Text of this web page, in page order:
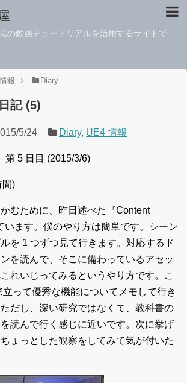
の動画チュートリアルを活用するサイトで
報 Diary
記 (5)
5/24 Diary, UE4 情報
5 日目 (2015/3/6)
間)
むために、昨日述べた『Content
います。僕のやり方は簡単です。シーン
を 1 つずつ見て行きます。対応するド
を読んで、そこに備わっているアセッ
れいじってみるというやり方です。こ
って優秀な機能についてメモして行き
だし、深い研究ではなくて、教科書の
読んで行く感じに近いです。次に挙げ
ょっとした観察をしてみて気が付いた